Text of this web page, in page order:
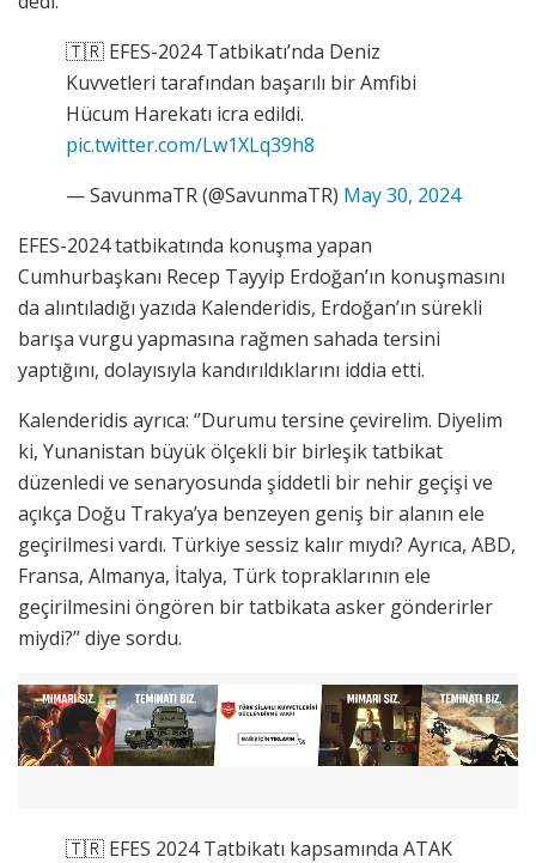
🇹🇷 EFES-2024 Tatbikatı’nda Deniz
Kuvvetleri tarafından başarılı bir Amfibi
Hücum Harekatı icra edildi.
pic.twitter.com/Lw1XLq39h8
— SavunmaTR (@SavunmaTR) May 30, 2024
EFES-2024 tatbikatında konuşma yapan
Cumhurbaşkanı Recep Tayyip Erdoğan’ın konuşmasını
da alıntıladığı yazıda Kalenderidis, Erdoğan’ın sürekli
barışa vurgu yapmasına rağmen sahada tersini
yaptığını, dolayısıyla kandırıldıklarını iddia etti.
Kalenderidis ayrıca: ‘’Durumu tersine çevirelim. Diyelim
ki, Yunanistan büyük ölçekli bir birleşik tatbikat
düzenledi ve senaryosunda şiddetli bir nehir geçişi ve
açıkça Doğu Trakya’ya benzeyen geniş bir alanın ele
geçirilmesi vardı. Türkiye sessiz kalır mıydı? Ayrıca, ABD,
Fransa, Almanya, İtalya, Türk topraklarının ele
geçirilmesini öngören bir tatbikata asker gönderirler
miydi?’’ diye sordu.
🇹🇷 EFES 2024 Tatbikatı kapsamında ATAK